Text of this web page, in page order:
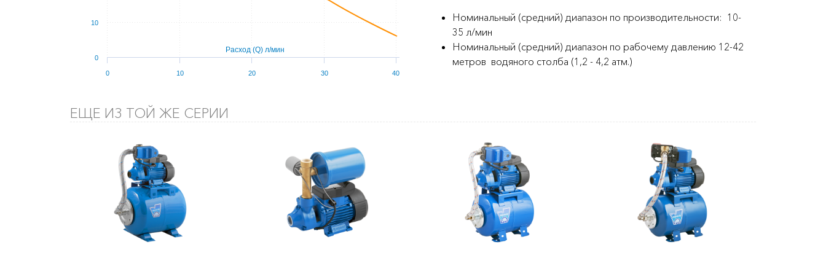
Расход (Q) л/мин
0 10 20 30 40
0
10
Номинальный (средний) диапазон по производительности: 10-
35 л/мин
Номинальный (средний) диапазон по рабочему давлению 12-42
метров водяного столба (1,2 - 4,2 атм.)
ЕЩЕ ИЗ ТОЙ ЖЕ СЕРИИ